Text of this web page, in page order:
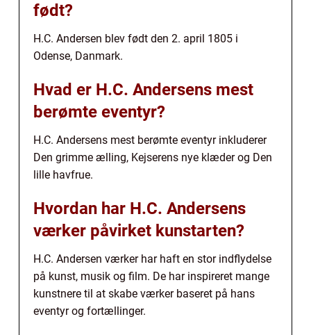
født?
H.C. Andersen blev født den 2. april 1805 i
Odense, Danmark.
Hvad er H.C. Andersens mest
berømte eventyr?
H.C. Andersens mest berømte eventyr inkluderer
Den grimme ælling, Kejserens nye klæder og Den
lille havfrue.
Hvordan har H.C. Andersens
værker påvirket kunstarten?
H.C. Andersen værker har haft en stor indflydelse
på kunst, musik og film. De har inspireret mange
kunstnere til at skabe værker baseret på hans
eventyr og fortællinger.